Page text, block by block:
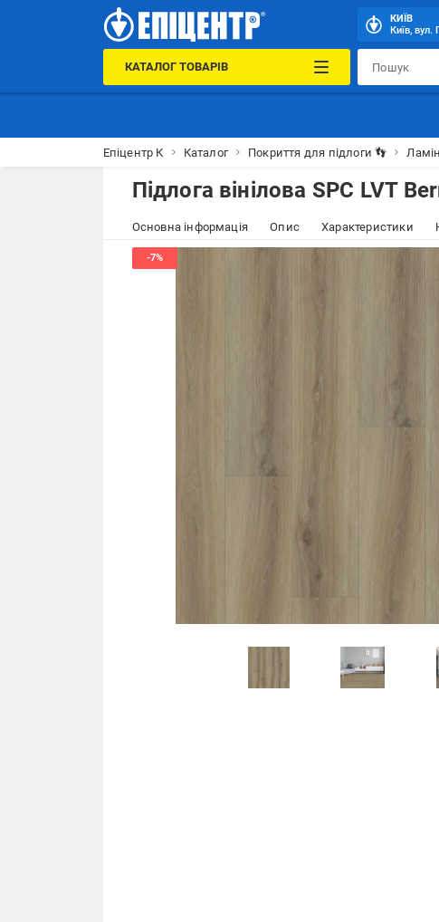
КИЇВ
Київ, вул.
КАТАЛОГ ТОВАРІВ
Епіцентр К Каталог Покриття для підлоги 👣
Підлога вінілова SPC LVT
Основна інформація Опис Характеристики